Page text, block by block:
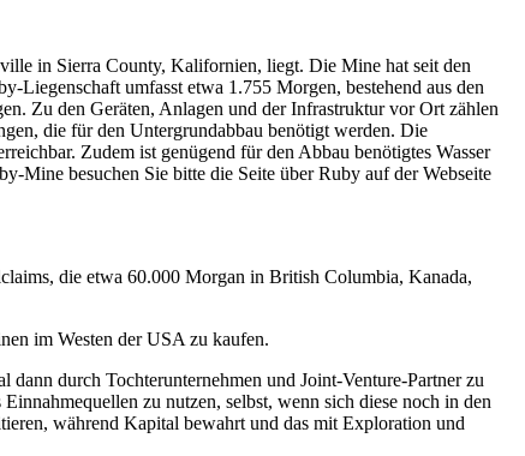
in Sierra County, Kalifornien, liegt. Die Mine hat seit den
Liegenschaft umfasst etwa 1.755 Morgen, bestehend aus den
Zu den Geräten, Anlagen und der Infrastruktur vor Ort zählen
die für den Untergrundabbau benötigt werden. Die
Zudem ist genügend für den Abbau benötigtes Wasser
Mine besuchen Sie bitte die Seite über Ruby auf der Webseite
die etwa 60.000 Morgan in British Columbia, Kanada,
im Westen der USA zu kaufen.
durch Tochterunternehmen und Joint-Venture-Partner zu
zu nutzen, selbst, wenn sich diese noch in den
während Kapital bewahrt und das mit Exploration und